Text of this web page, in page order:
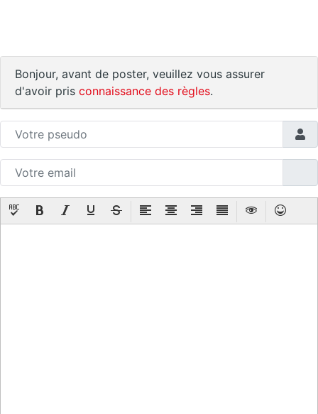
Bonjour, avant de poster, veuillez vous assurer
d'avoir pris connaissance des règles.